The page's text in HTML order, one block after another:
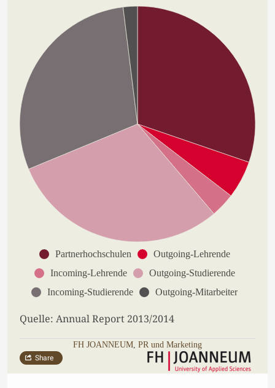
Partnerhochschulen
Outgoing-Lehrende
Incoming-Lehrende
Outgoing-Studierende
Incoming-Studierende
Outgoing-Mitarbeiter
Quelle: Annual Report 2013/2014
FH JOANNEUM, PR und Marketing
Share